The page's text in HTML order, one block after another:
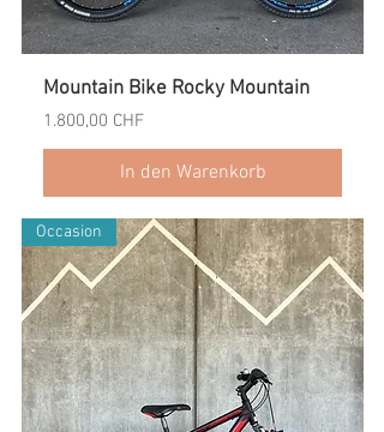
Mountain Bike Rocky Mountain
Preis
1.800,00 CHF
In den Warenkorb
Occasion